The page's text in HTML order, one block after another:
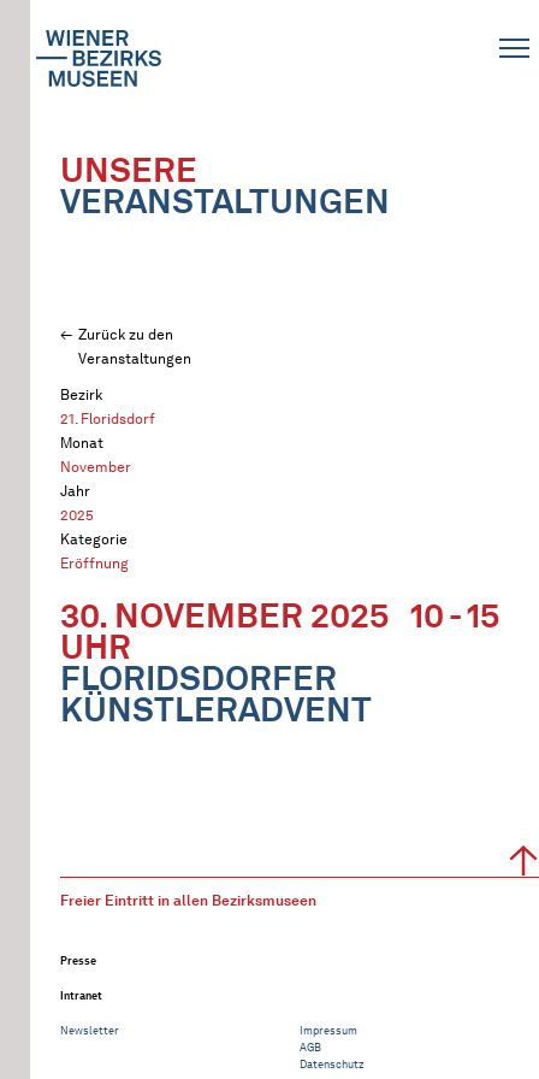
UNSERE
VERANSTALTUNGEN
Zurück zu den
Veranstaltungen
Bezirk
21. Floridsdorf
Monat
November
Jahr
2025
Kategorie
Eröffnung
30. NOVEMBER 2025 10 - 15
UHR
FLORIDSDORFER
KÜNSTLERADVENT
Freier Eintritt in allen Bezirksmuseen
Presse
Intranet
Newsletter
Impressum
AGB
Datenschutz